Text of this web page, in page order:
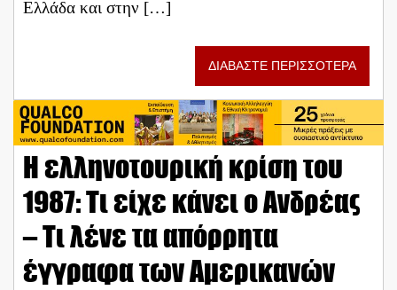
Ελλάδα και στην […]
ΔΙΑΒΑΣΤΕ ΠΕΡΙΣΣΟΤΕΡΑ
Η ελληνοτουρική κρίση του
1987: Τι είχε κάνει ο Ανδρέας
– Τι λένε τα απόρρητα
έγγραφα των Αμερικανών